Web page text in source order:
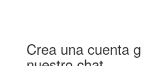
Crea una cuenta